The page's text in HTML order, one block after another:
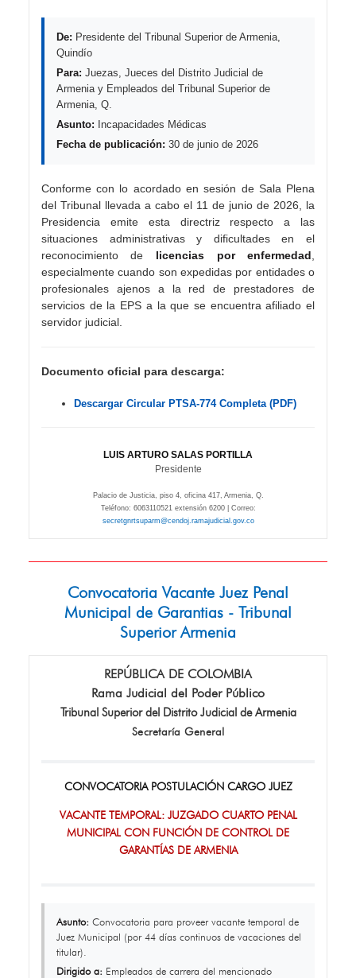
De: Presidente del Tribunal Superior de Armenia,
Quindío
Para: Juezas, Jueces del Distrito Judicial de
Armenia y Empleados del Tribunal Superior de
Armenia, Q.
Asunto: Incapacidades Médicas
Fecha de publicación: 30 de junio de 2026
Conforme con lo acordado en sesión de Sala Plena
del Tribunal llevada a cabo el 11 de junio de 2026, la
Presidencia emite esta directriz respecto a las
situaciones administrativas y dificultades en el
reconocimiento de licencias por enfermedad
especialmente cuando son expedidas por entidades o
profesionales ajenos a la red de prestadores de
servicios de la EPS a la que se encuentra afiliado el
servidor judicial.
Documento oficial para descarga:
Descargar Circular PTSA-774 Completa (PDF)
LUIS ARTURO SALAS PORTILLA
Presidente
Palacio de Justicia, piso 4, oficina 417, Armenia, Q.
Teléfono: 6063110521 extensión 6200 | Correo:
secretgnrtsuparm@cendoj.ramajudicial.gov.co
Convocatoria Vacante Juez Penal
Municipal de Garantias - Tribunal
Superior Armenia
REPÚBLICA DE COLOMBIA
Rama Judicial del Poder Público
Tribunal Superior del Distrito Judicial de Armenia
Secretaría General
CONVOCATORIA POSTULACIÓN CARGO JUEZ
VACANTE TEMPORAL: JUZGADO CUARTO PENAL
MUNICIPAL CON FUNCIÓN DE CONTROL DE
GARANTÍAS DE ARMENIA
Asunto:Convocatoria para proveer vacante temporal de
Juez Municipal (por 44 días continuos de vacaciones del
titular).
Dirigido a:Empleados de carrera del mencionado